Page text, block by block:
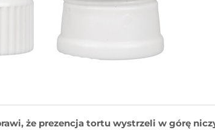
że prezencja tortu wystrzeli w górę